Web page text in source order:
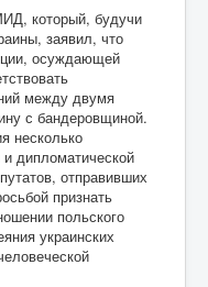
который, будучи
заявил, что
осуждающей
между двумя
с бандеровщиной.
несколько
дипломатической
отправивших
признать
польского
украинских